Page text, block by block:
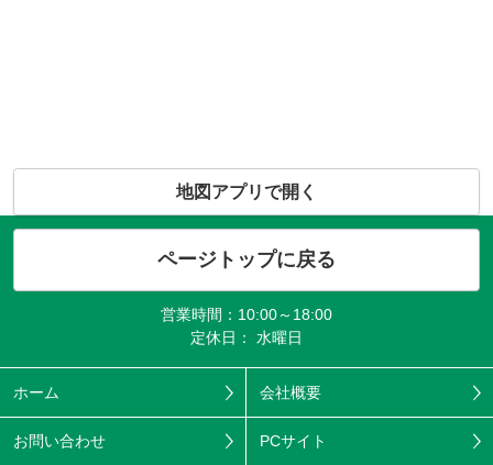
地図アプリで開く
ページトップに戻る
営業時間：10:00～18:00
定休日： 水曜日
ホーム 会社概要
お問い合わせ PCサイト